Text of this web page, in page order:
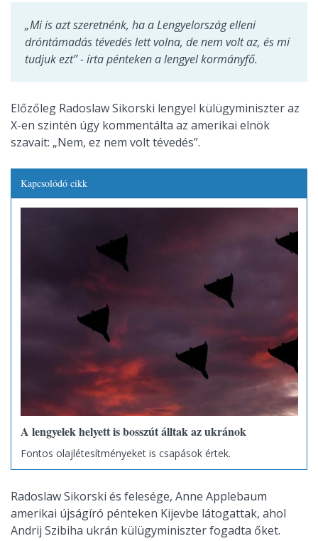
„Mi is azt szeretnénk, ha a Lengyelország elleni
dróntámadás tévedés lett volna, de nem volt az, és mi
tudjuk ezt” - írta pénteken a lengyel kormányfő.
Előzőleg Radoslaw Sikorski lengyel külügyminiszter az
X-en szintén úgy kommentálta az amerikai elnök
szavait: „Nem, ez nem volt tévedés”.
Kapcsolódó cikk
A lengyelek helyett is bosszút álltak az ukránok
Fontos olajlétesítményeket is csapások értek.
Radoslaw Sikorski és felesége, Anne Applebaum
amerikai újságíró pénteken Kijevbe látogattak, ahol
Andrij Szibiha ukrán külügyminiszter fogadta őket.